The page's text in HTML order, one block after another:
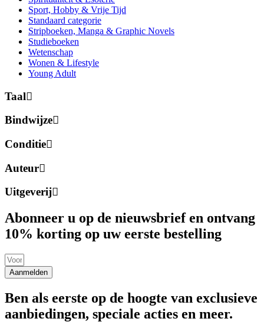
Sport, Hobby & Vrije Tijd
Standaard categorie
Stripboeken, Manga & Graphic Novels
Studieboeken
Wetenschap
Wonen & Lifestyle
Young Adult
Taal
Bindwijze
Conditie
Auteur
Uitgeverij
Abonneer u op de nieuwsbrief en ontvang
10% korting op uw eerste bestelling
Aanmelden
Ben als eerste op de hoogte van exclusieve
aanbiedingen, speciale acties en meer.